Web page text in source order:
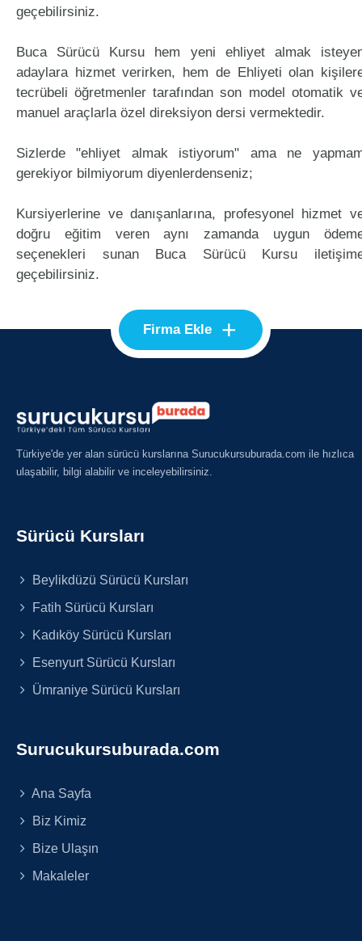
geçebilirsiniz.
Buca Sürücü Kursu hem yeni ehliyet almak
adaylara hizmet verirken, hem de Ehliyeti olan
tecrübeli öğretmenler tarafından son model otomatik
manuel araçlarla özel direksiyon dersi vermektedir.
Sizlerde "ehliyet almak istiyorum" ama ne
gerekiyor bilmiyorum diyenlerdenseniz;
Kursiyerlerine ve danışanlarına, profesyonel hizmet
doğru eğitim veren aynı zamanda uygun
seçenekleri sunan Buca Sürücü Kursu
geçebilirsiniz.
Firma Ekle +
Türkiye'de yer alan sürücü kurslarına Surucukursuburada.com ile hızlıca
ulaşabilir, bilgi alabilir ve inceleyebilirsiniz.
Sürücü Kursları
Beylikdüzü Sürücü Kursları
Fatih Sürücü Kursları
Kadıköy Sürücü Kursları
Esenyurt Sürücü Kursları
Ümraniye Sürücü Kursları
Surucukursuburada.com
Ana Sayfa
Biz Kimiz
Bize Ulaşın
Makaleler